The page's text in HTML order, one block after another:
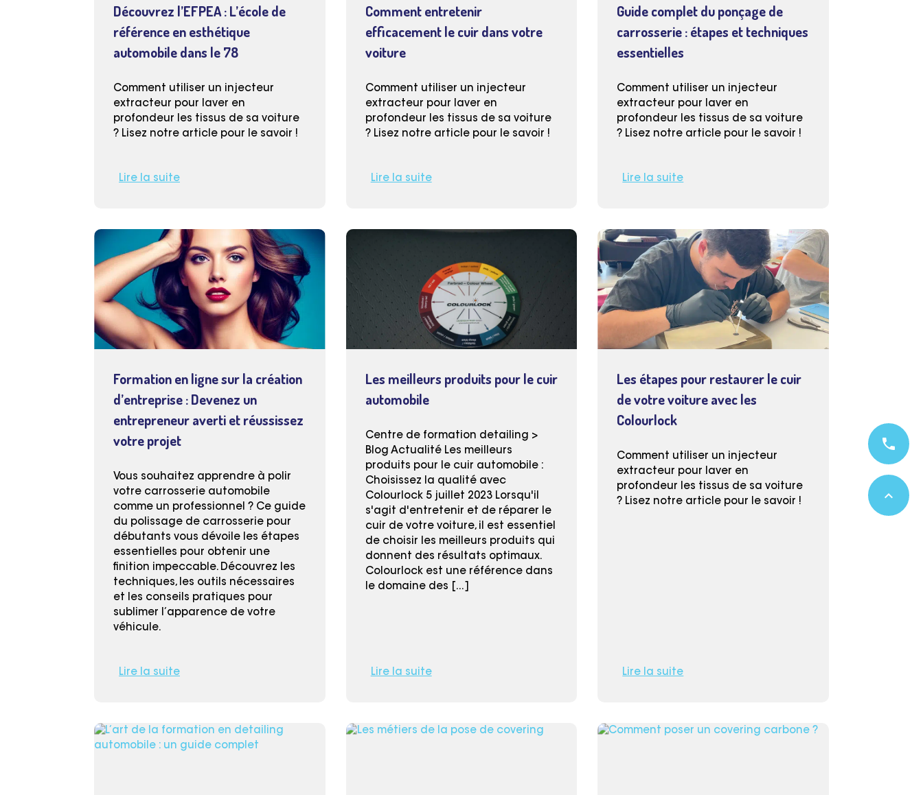
Découvrez l’EFPEA : L’école de
référence en esthétique
automobile dans le 78
Comment utiliser un injecteur
extracteur pour laver en
profondeur les tissus de sa voiture
? Lisez notre article pour le savoir !
Lire la suite
Comment entretenir
efficacement le cuir dans votre
voiture
Comment utiliser un injecteur
extracteur pour laver en
profondeur les tissus de sa voiture
? Lisez notre article pour le savoir !
Lire la suite
Guide complet du ponçage de
carrosserie : étapes et techniques
essentielles
Comment utiliser un injecteur
extracteur pour laver en
profondeur les tissus de sa voiture
? Lisez notre article pour le savoir !
Lire la suite
Formation en ligne sur la création
d’entreprise : Devenez un
entrepreneur averti et réussissez
votre projet
Vous souhaitez apprendre à polir
votre carrosserie automobile
comme un professionnel ? Ce guide
du polissage de carrosserie pour
débutants vous dévoile les étapes
essentielles pour obtenir une
finition impeccable. Découvrez les
techniques, les outils nécessaires
et les conseils pratiques pour
sublimer l’apparence de votre
véhicule.
Lire la suite
Les meilleurs produits pour le cuir
automobile
Centre de formation detailing >
Blog Actualité Les meilleurs
produits pour le cuir automobile :
Choisissez la qualité avec
Colourlock 5 juillet 2023 Lorsqu'il
s'agit d'entretenir et de réparer le
cuir de votre voiture, il est essentiel
de choisir les meilleurs produits qui
donnent des résultats optimaux.
Colourlock est une référence dans
le domaine des [...]
Lire la suite
Les étapes pour restaurer le cuir
de votre voiture avec les
Colourlock
Comment utiliser un injecteur
extracteur pour laver en
profondeur les tissus de sa voiture
? Lisez notre article pour le savoir !
Lire la suite
phone
expand_less